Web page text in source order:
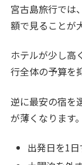
宮古島旅行では
額で見ることが
ホテルが少し高
行全体の予算を
逆に最安の宿を
が薄くなります。
出発日を1